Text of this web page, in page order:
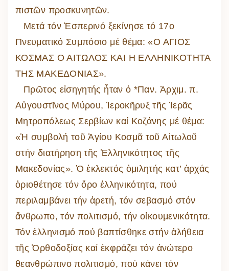
πιστῶν προσκυνητῶν.
Μετά τόν Ἑσπερινό ξεκίνησε τό 17ο
Πνευματικό Συμπόσιο μέ θέμα: «Ο ΑΓΙΟΣ
ΚΟΣΜΑΣ Ο ΑΙΤΩΛΟΣ ΚΑΙ Η ΕΛΛΗΝΙΚΟΤΗΤΑ
ΤΗΣ ΜΑΚΕΔΟΝΙΑΣ».
Πρῶτος εἰσηγητής ἦταν ὁ *Παν. Ἀρχιμ. π.
Αὐγουστῖνος Μύρου, Ἱεροκῆρυξ τῆς Ἱερᾶς
Μητροπόλεως Σερβίων καί Κοζάνης μέ θέμα:
«Ἡ συμβολή τοῦ Ἁγίου Κοσμᾶ τοῦ Αἰτωλοῦ
στήν διατήρηση τῆς Ἑλληνικότητος τῆς
Μακεδονίας». Ὁ ἐκλεκτός ὁμιλητής κατ’ ἀρχάς
ὁριοθέτησε τόν ὅρο ἑλληνικότητα, πού
περιλαμβάνει τήν ἀρετή, τόν σεβασμό στόν
ἄνθρωπο, τόν πολιτισμό, τήν οἰκουμενικότητα.
Τόν ἐλληνισμό πού βαπτίσθηκε στήν ἀλήθεια
τῆς Ὀρθοδοξίας καί ἐκφράζει τόν ἀνώτερο
θεανθρώπινο πολιτισμό, πού κάνει τόν